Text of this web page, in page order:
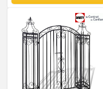
Argenté